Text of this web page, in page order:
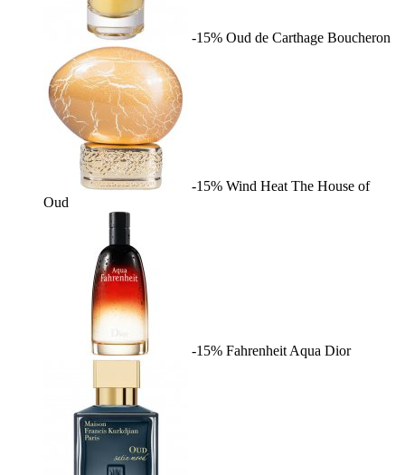
-15% Oud de Carthage Boucheron
-15% Wind Heat The House of
Oud
-15% Fahrenheit Aqua Dior